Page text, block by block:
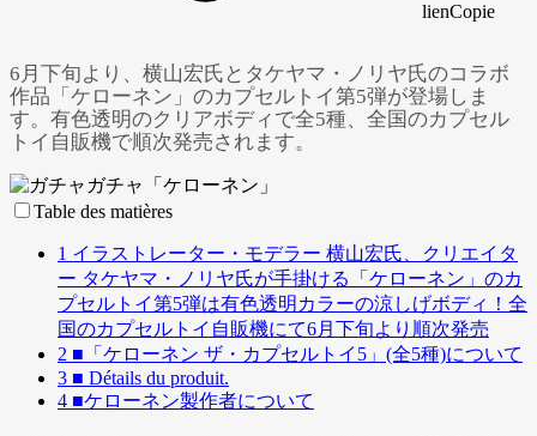
lienCopie
Powered by GliaStudios
6月下旬より、横山宏氏とタケヤマ・ノリヤ氏のコラボ
作品「ケローネン」のカプセルトイ第5弾が登場しま
す。有色透明のクリアボディで全5種、全国のカプセル
トイ自販機で順次発売されます。
Table des matières
1 イラストレーター・モデラー 横山宏氏、クリエイタ
ー タケヤマ・ノリヤ氏が手掛ける「ケローネン」のカ
プセルトイ第5弾は有色透明カラーの涼しげボディ！全
国のカプセルトイ自販機にて6月下旬より順次発売
2 ■「ケローネン ザ・カプセルトイ5」(全5種)について
3 ■ Détails du produit.
4 ■ケローネン製作者について